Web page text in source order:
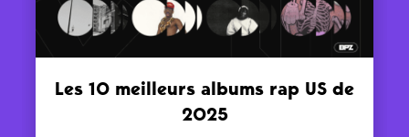
Les 10 meilleurs albums rap US de
2025